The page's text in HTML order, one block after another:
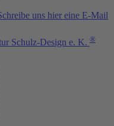
uns hier eine E-Mail
Schulz-Design e. K. ®